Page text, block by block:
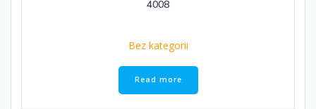
4008
Bez kategorii
Read more